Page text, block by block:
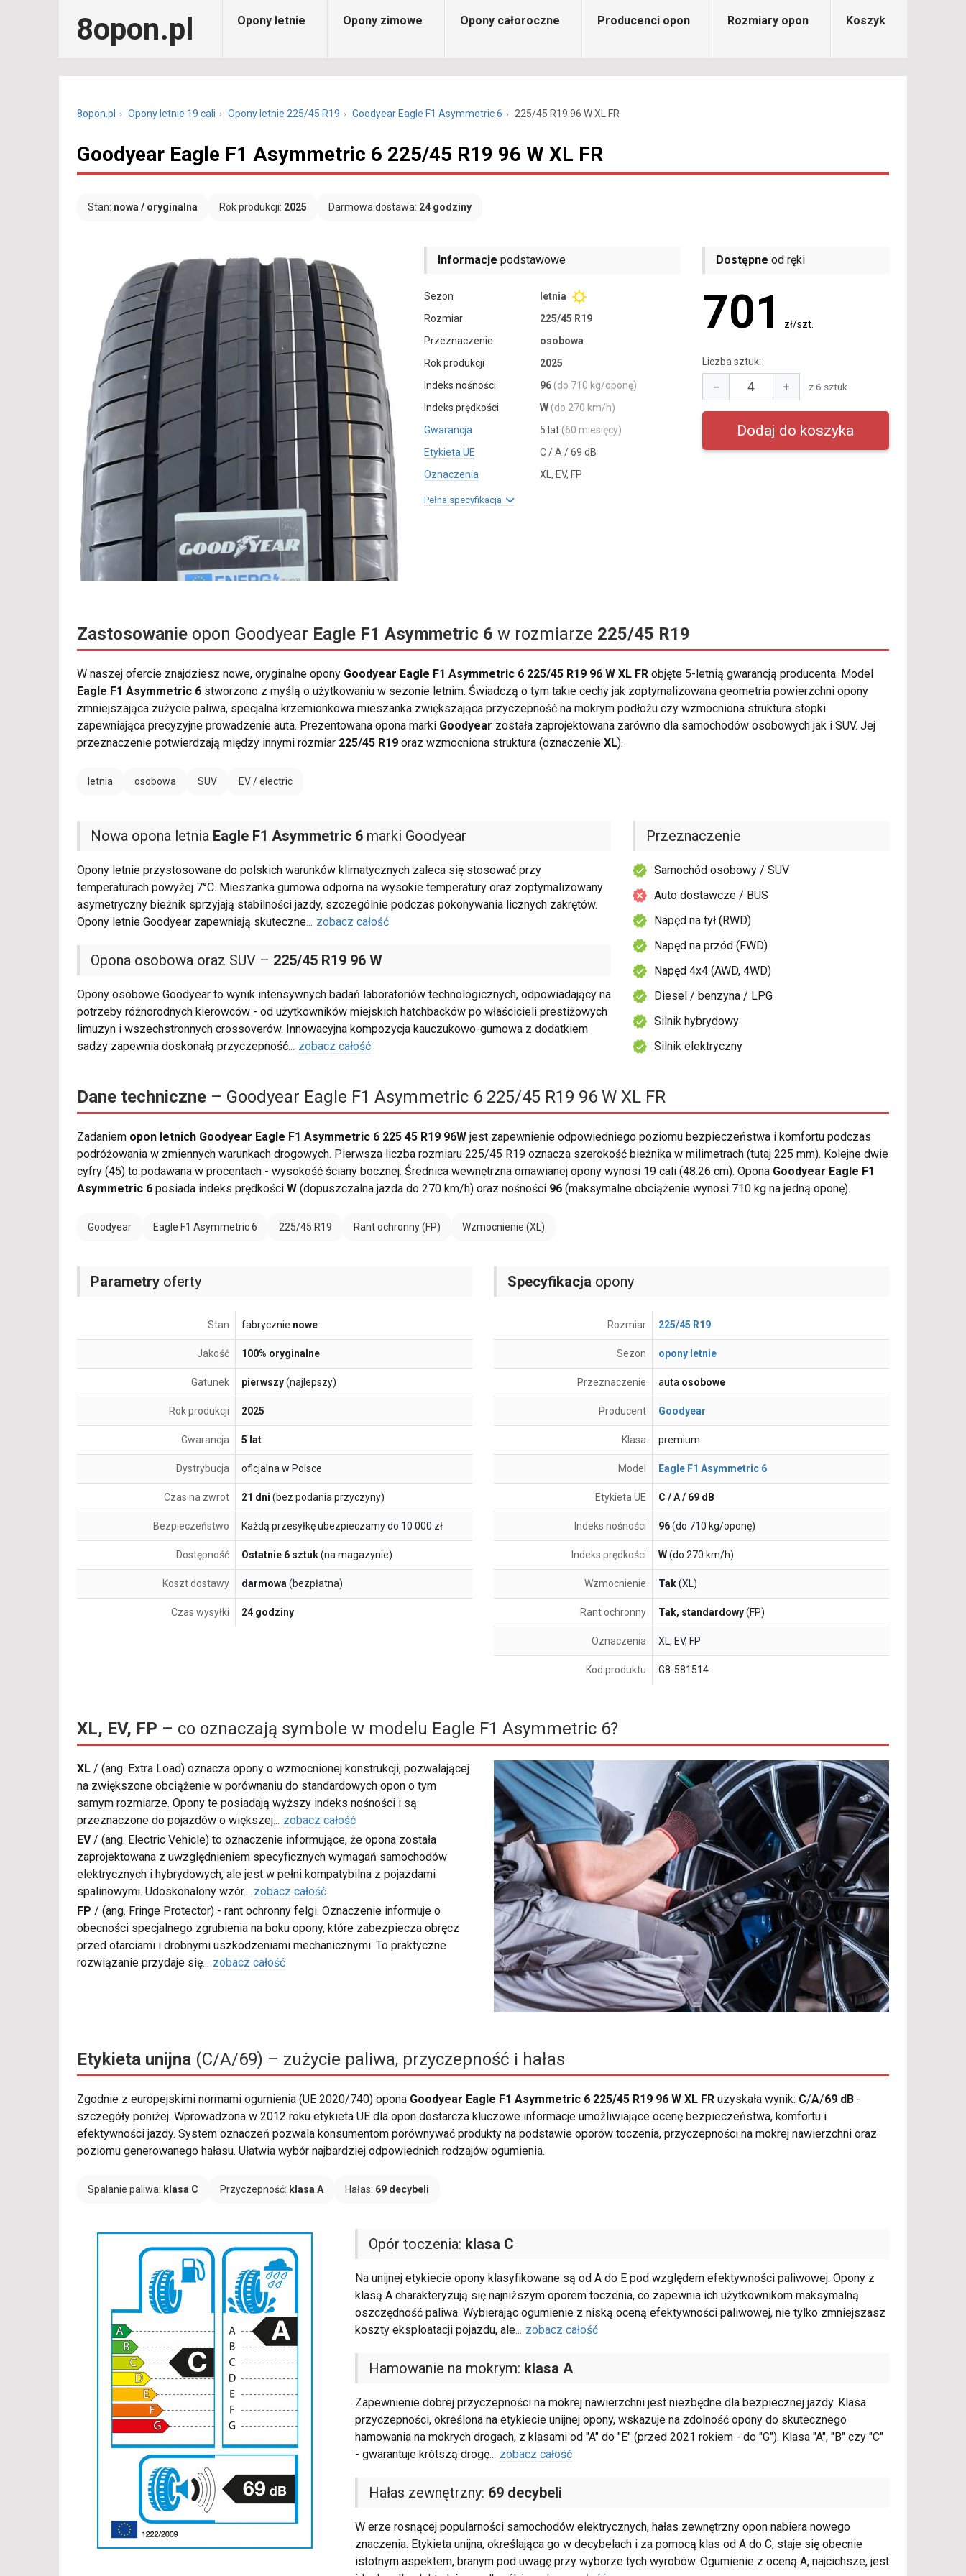
8opon.pl Opony letnie Opony zimowe Opony całoroczne Producenci opon Rozmiary opon Koszyk
8opon.pl Opony letnie 19 cali Opony letnie 225/45 R19 Goodyear Eagle F1 Asymmetric 6 225/45 R19 96 W XL FR
Goodyear Eagle F1 Asymmetric 6 225/45 R19 96 W XL FR
Stan: nowa / oryginalna Rok produkcji: 2025 Darmowa dostawa: 24 godziny
Informacje podstawowe
Sezon
letnia
Rozmiar
225/45 R19
Przeznaczenie
osobowa
Rok produkcji
2025
Indeks nośności
96 (do 710 kg/oponę)
Indeks prędkości
W (do 270 km/h)
Gwarancja
5 lat (60 miesięcy)
Etykieta UE
C / A / 69 dB
Oznaczenia
XL, EV, FP
Pełna specyfikacja
Dostępne od ręki
701 zł/szt.
Liczba sztuk:
− + z 6 sztuk
Zastosowanie opon Goodyear Eagle F1 Asymmetric 6 w rozmiarze 225/45 R19
W naszej ofercie znajdziesz nowe, oryginalne opony Goodyear Eagle F1 Asymmetric 6 225/45 R19 96 W XL FR objęte 5-letnią gwarancją producenta. Model
Eagle F1 Asymmetric 6 stworzono z myślą o użytkowaniu w sezonie letnim. Świadczą o tym takie cechy jak zoptymalizowana geometria powierzchni opony
zmniejszająca zużycie paliwa, specjalna krzemionkowa mieszanka zwiększająca przyczepność na mokrym podłożu czy wzmocniona struktura stopki
zapewniająca precyzyjne prowadzenie auta. Prezentowana opona marki Goodyear została zaprojektowana zarówno dla samochodów osobowych jak i SUV. Jej
przeznaczenie potwierdzają między innymi rozmiar 225/45 R19 oraz wzmocniona struktura (oznaczenie XL).
letnia osobowa SUV EV / electric
Nowa opona letnia Eagle F1 Asymmetric 6 marki Goodyear
Opony letnie przystosowane do polskich warunków klimatycznych zaleca się stosować przy
temperaturach powyżej 7°C. Mieszanka gumowa odporna na wysokie temperatury oraz zoptymalizowany
asymetryczny bieżnik sprzyjają stabilności jazdy, szczególnie podczas pokonywania licznych zakrętów.
Opony letnie Goodyear zapewniają skuteczne... zobacz całość
Opona osobowa oraz SUV – 225/45 R19 96 W
Opony osobowe Goodyear to wynik intensywnych badań laboratoriów technologicznych, odpowiadający na
potrzeby różnorodnych kierowców - od użytkowników miejskich hatchbacków po właścicieli prestiżowych
limuzyn i wszechstronnych crossoverów. Innowacyjna kompozycja kauczukowo-gumowa z dodatkiem
sadzy zapewnia doskonałą przyczepność... zobacz całość
Przeznaczenie
Samochód osobowy / SUV
Auto dostawcze / BUS
Napęd na tył (RWD)
Napęd na przód (FWD)
Napęd 4x4 (AWD, 4WD)
Diesel / benzyna / LPG
Silnik hybrydowy
Silnik elektryczny
Dane techniczne – Goodyear Eagle F1 Asymmetric 6 225/45 R19 96 W XL FR
Zadaniem opon letnich Goodyear Eagle F1 Asymmetric 6 225 45 R19 96W jest zapewnienie odpowiedniego poziomu bezpieczeństwa i komfortu podczas
podróżowania w zmiennych warunkach drogowych. Pierwsza liczba rozmiaru 225/45 R19 oznacza szerokość bieżnika w milimetrach (tutaj 225 mm). Kolejne dwie
cyfry (45) to podawana w procentach - wysokość ściany bocznej. Średnica wewnętrzna omawianej opony wynosi 19 cali (48.26 cm). Opona Goodyear Eagle F1
Asymmetric 6 posiada indeks prędkości W (dopuszczalna jazda do 270 km/h) oraz nośności 96 (maksymalne obciążenie wynosi 710 kg na jedną oponę).
Goodyear Eagle F1 Asymmetric 6 225/45 R19 Rant ochronny (FP) Wzmocnienie (XL)
Parametry oferty
Stan fabrycznie nowe
Jakość 100% oryginalne
Gatunek pierwszy(najlepszy)
Rok produkcji 2025
Gwarancja 5 lat
Dystrybucja oficjalna w Polsce
Czas na zwrot 21 dni (bez podania przyczyny)
Bezpieczeństwo Każdą przesyłkę ubezpieczamy do 10 000 zł
Dostępność Ostatnie 6 sztuk(na magazynie)
Koszt dostawy darmowa(bezpłatna)
Czas wysyłki 24 godziny
Specyfikacja opony
Rozmiar 225/45 R19
Sezon opony letnie
Przeznaczenie auta osobowe
Producent Goodyear
Klasa premium
Model Eagle F1 Asymmetric 6
Etykieta UE C / A / 69 dB
Indeks nośności 96(do 710 kg/oponę)
Indeks prędkości W(do 270 km/h)
Wzmocnienie Tak(XL)
Rant ochronny Tak, standardowy(FP)
Oznaczenia XL, EV, FP
Kod produktu G8-581514
XL, EV, FP – co oznaczają symbole w modelu Eagle F1 Asymmetric 6?
XL / (ang. Extra Load) oznacza opony o wzmocnionej konstrukcji, pozwalającej
na zwiększone obciążenie w porównaniu do standardowych opon o tym
samym rozmiarze. Opony te posiadają wyższy indeks nośności i są
przeznaczone do pojazdów o większej... zobacz całość
EV/ (ang. Electric Vehicle) to oznaczenie informujące, że opona została
zaprojektowana z uwzględnieniem specyficznych wymagań samochodów
elektrycznych i hybrydowych, ale jest w pełni kompatybilna z pojazdami
spalinowymi. Udoskonalony wzór... zobacz całość
FP / (ang. Fringe Protector) - rant ochronny felgi. Oznaczenie informuje o
obecności specjalnego zgrubienia na boku opony, które zabezpiecza obręcz
przed otarciami i drobnymi uszkodzeniami mechanicznymi. To praktyczne
rozwiązanie przydaje się... zobacz całość
Etykieta unijna (C/A/69) – zużycie paliwa, przyczepność i hałas
Zgodnie z europejskimi normami ogumienia (UE 2020/740) opona Goodyear Eagle F1 Asymmetric 6 225/45 R19 96 W XL FR uzyskała wynik: C/A/69 dB -
szczegóły poniżej. Wprowadzona w 2012 roku etykieta UE dla opon dostarcza kluczowe informacje umożliwiające ocenę bezpieczeństwa, komfortu i
efektywności jazdy. System oznaczeń pozwala konsumentom porównywać produkty na podstawie oporów toczenia, przyczepności na mokrej nawierzchni oraz
poziomu generowanego hałasu. Ułatwia wybór najbardziej odpowiednich rodzajów ogumienia.
Spalanie paliwa: klasa C Przyczepność: klasa A Hałas: 69 decybeli
Opór toczenia: klasa C
Na unijnej etykiecie opony klasyfikowane są od A do E pod względem efektywności paliwowej. Opony z
klasą A charakteryzują się najniższym oporem toczenia, co zapewnia ich użytkownikom maksymalną
oszczędność paliwa. Wybierając ogumienie z niską oceną efektywności paliwowej, nie tylko zmniejszasz
koszty eksploatacji pojazdu, ale... zobacz całość
Hamowanie na mokrym: klasa A
Zapewnienie dobrej przyczepności na mokrej nawierzchni jest niezbędne dla bezpiecznej jazdy. Klasa
przyczepności, określona na etykiecie unijnej opony, wskazuje na zdolność opony do skutecznego
hamowania na mokrych drogach, z klasami od "A" do "E" (przed 2021 rokiem - do "G"). Klasa "A", "B" czy "C"
- gwarantuje krótszą drogę... zobacz całość
Hałas zewnętrzny: 69 decybeli
W erze rosnącej popularności samochodów elektrycznych, hałas zewnętrzny opon nabiera nowego
znaczenia. Etykieta unijna, określająca go w decybelach i za pomocą klas od A do C, staje się obecnie
istotnym aspektem, branym pod uwagę przy wyborze tych wyrobów. Ogumienie z oceną A, najcichsze, jest